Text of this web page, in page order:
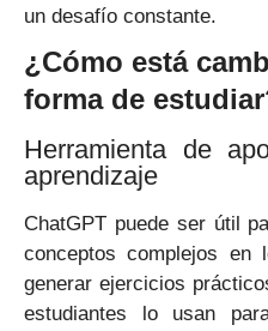
un desafío constante.
¿Cómo está
forma de
Herramienta de
aprendizaje
ChatGPT puede ser útil
conceptos complejos en
generar ejercicios
estudiantes lo usan